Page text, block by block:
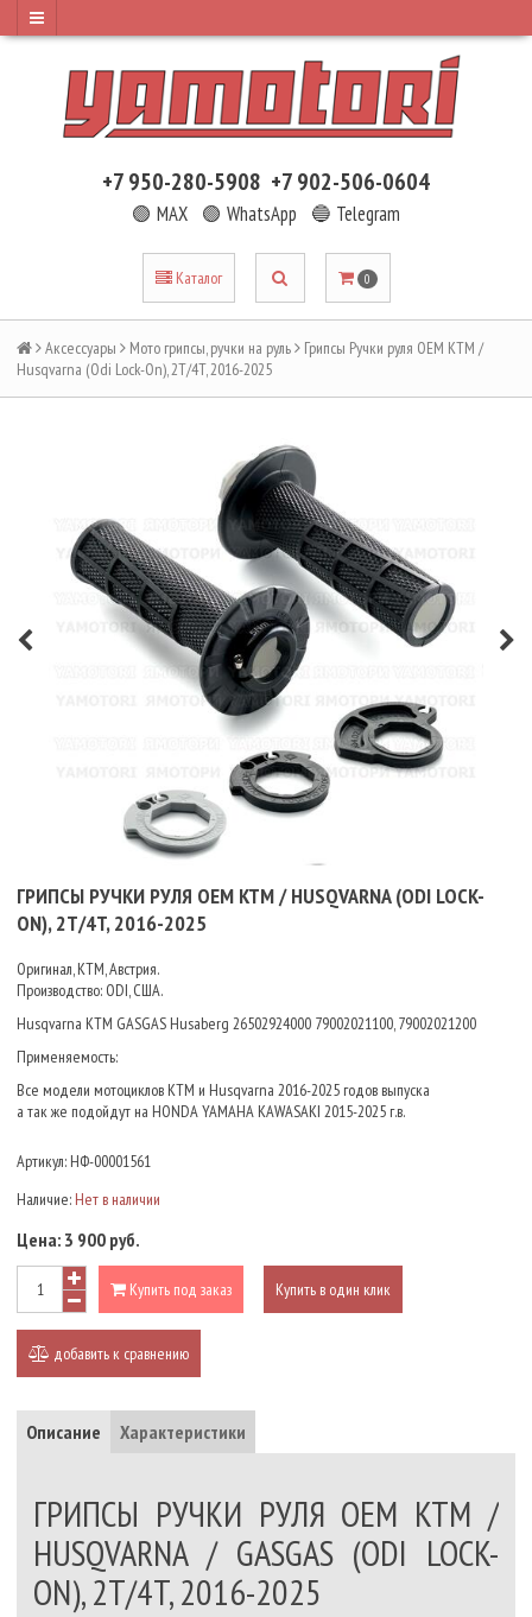
+7 950-280-5908 +7 902-506-0604
🟢 MAX 🟢 WhatsApp 🔵 Telegram
Каталог 0
Аксессуары Мото грипсы, ручки на руль
Грипсы Ручки руля OEM KTM /
Husqvarna (Odi Lock-On), 2T/4T, 2016-2025
ГРИПСЫ РУЧКИ РУЛЯ OEM KTM / HUSQVARNA (ODI LOCK-
ON), 2T/4T, 2016-2025
Оригинал, КТМ, Австрия.
Производство: ODI, США.
Husqvarna KTM GASGAS Husaberg 26502924000 79002021100, 79002021200
Применяемость:
Все модели мотоциклов KTM и Husqvarna 2016-2025 годов выпуска
а так же подойдут на HONDA YAMAHA KAWASAKI 2015-2025 г.в.
Артикул: НФ-00001561
Наличие: Нет в наличии
Цена: 3 900 руб.
Купить под заказ Купить в один клик
добавить к сравнению
Описание Характеристики
ГРИПСЫ РУЧКИ РУЛЯ OEM KTM /
HUSQVARNA / GASGAS (ODI LOCK-
ON), 2T/4T, 2016-2025